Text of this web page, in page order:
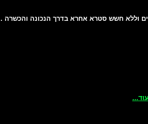
וללא חשש סטרא אחרא בדרך הנכונה והכשרה .